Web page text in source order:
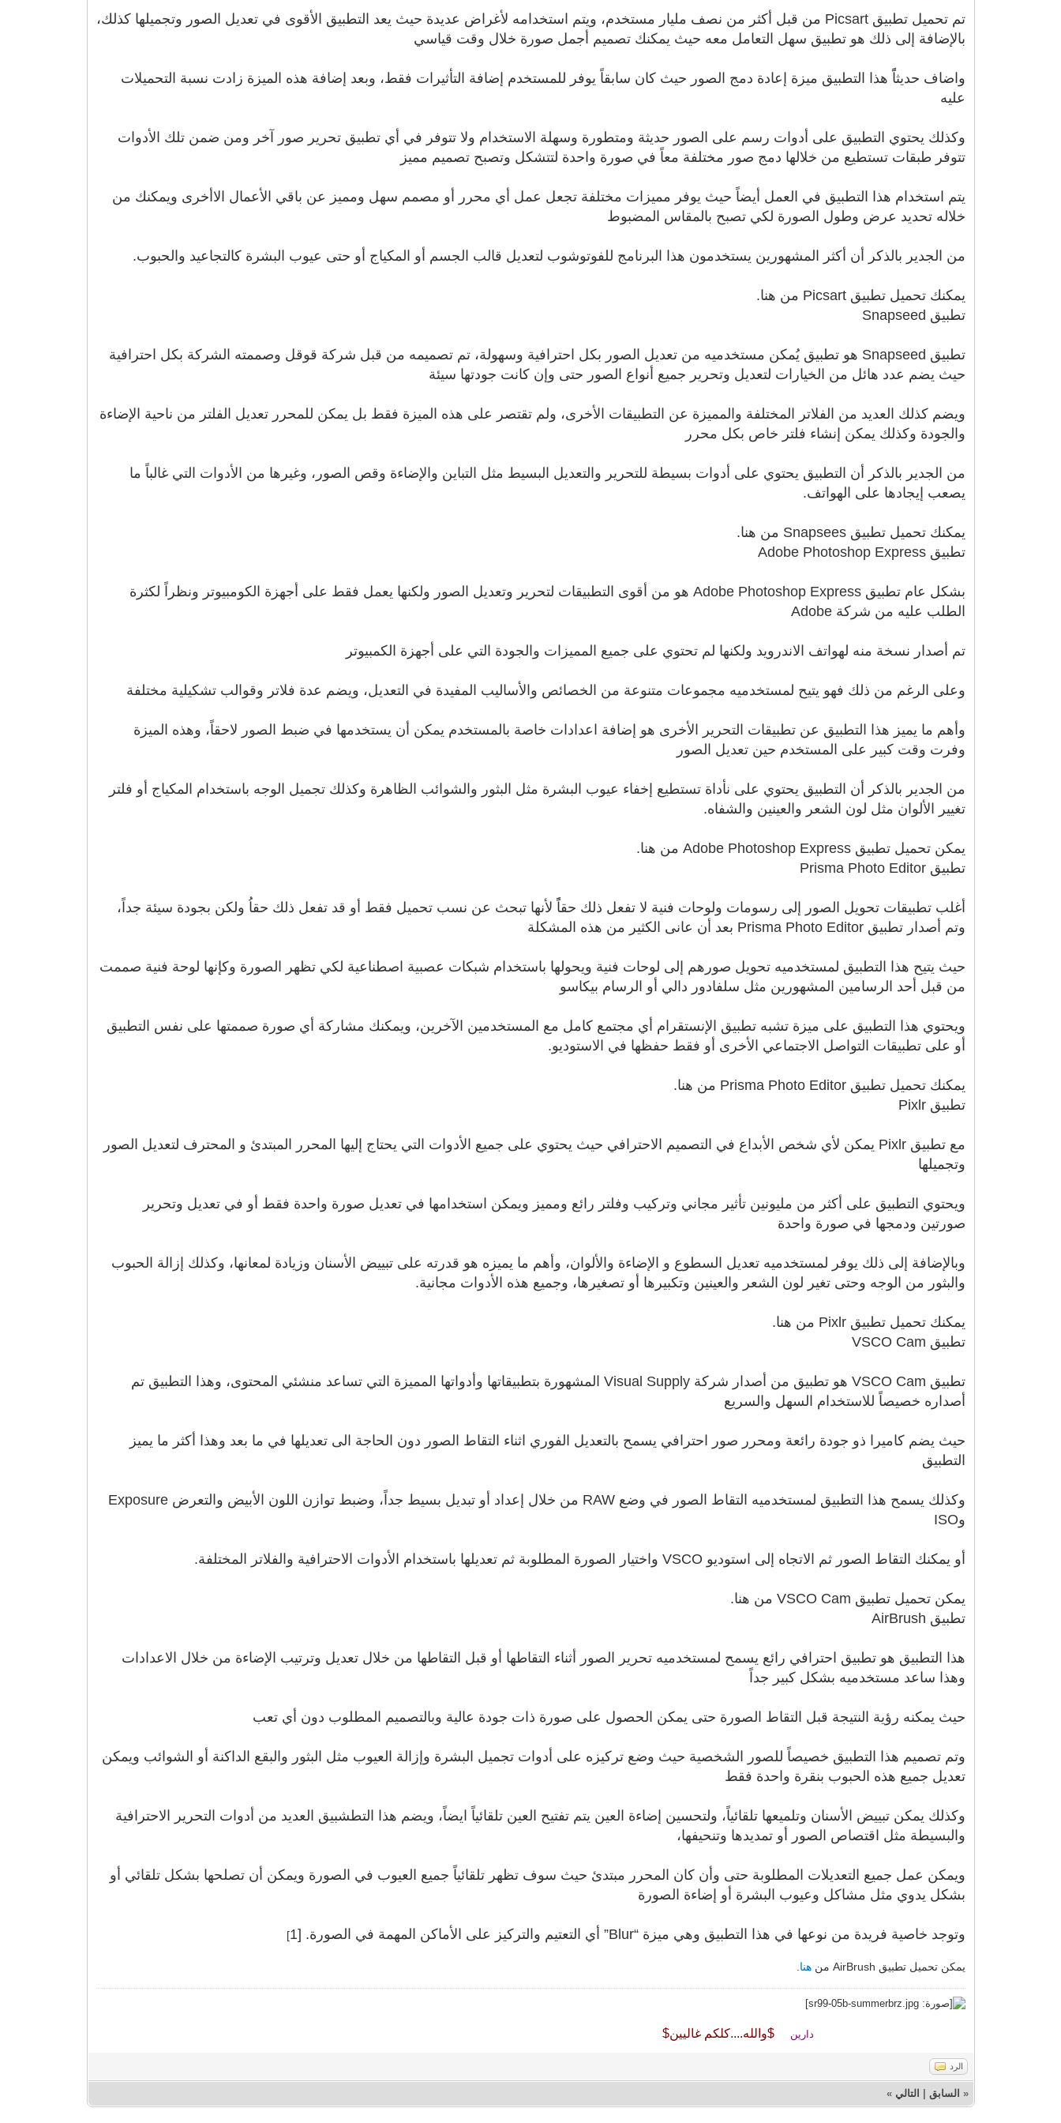
تم تحميل تطبيق Picsart من قبل أكثر من نصف مليار مستخدم، ويتم استخدامه لأغراض عديدة حيث يعد التطبيق الأقوى في تعديل الصور وتجميلها كذلك،
بالإضافة إلى ذلك هو تطبيق سهل التعامل معه حيث يمكنك تصميم أجمل صورة خلال وقت قياسي
واضاف حديثاًً هذا التطبيق ميزة إعادة دمج الصور حيث كان سابقاً يوفر للمستخدم إضافة التأثيرات فقط، وبعد إضافة هذه الميزة زادت نسبة التحميلات
عليه
وكذلك يحتوي التطبيق على أدوات رسم على الصور حديثة ومتطورة وسهلة الاستخدام ولا تتوفر في أي تطبيق تحرير صور آخر ومن ضمن تلك الأدوات
تتوفر طبقات تستطيع من خلالها دمج صور مختلفة معاً في صورة واحدة لتتشكل وتصبح تصميم مميز
يتم استخدام هذا التطبيق في العمل أيضاً حيث يوفر مميزات مختلفة تجعل عمل أي محرر أو مصمم سهل ومميز عن باقي الأعمال الاأخرى ويمكنك من
خلاله تحديد عرض وطول الصورة لكي تصبح بالمقاس المضبوط
من الجدير بالذكر أن أكثر المشهورين يستخدمون هذا البرنامج للفوتوشوب لتعديل قالب الجسم أو المكياج أو حتى عيوب البشرة كالتجاعيد والحبوب.
يمكنك تحميل تطبيق Picsart من هنا.
تطبيق Snapseed
تطبيق Snapseed هو تطبيق يُمكن مستخدميه من تعديل الصور بكل احترافية وسهولة، تم تصميمه من قبل شركة قوقل وصممته الشركة بكل احترافية
حيث يضم عدد هائل من الخيارات لتعديل وتحرير جميع أنواع الصور حتى وإن كانت جودتها سيئة
ويضم كذلك العديد من الفلاتر المختلفة والمميزة عن التطبيقات الأخرى، ولم تقتصر على هذه الميزة فقط بل يمكن للمحرر تعديل الفلتر من ناحية الإضاءة
والجودة وكذلك يمكن إنشاء فلتر خاص بكل محرر
من الجدير بالذكر أن التطبيق يحتوي على أدوات بسيطة للتحرير والتعديل البسيط مثل التباين والإضاءة وقص الصور، وغيرها من الأدوات التي غالباً ما
يصعب إيجادها على الهواتف.
يمكنك تحميل تطبيق Snapsees من هنا.
تطبيق Adobe Photoshop Express
بشكل عام تطبيق Adobe Photoshop Express هو من أقوى التطبيقات لتحرير وتعديل الصور ولكنها يعمل فقط على أجهزة الكومبيوتر ونظراً لكثرة
الطلب عليه من شركة Adobe
تم أصدار نسخة منه لهواتف الاندرويد ولكنها لم تحتوي على جميع المميزات والجودة التي على أجهزة الكمبيوتر
وعلى الرغم من ذلك فهو يتيح لمستخدميه مجموعات متنوعة من الخصائص والأساليب المفيدة في التعديل، ويضم عدة فلاتر وقوالب تشكيلية مختلفة
وأهم ما يميز هذا التطبيق عن تطبيقات التحرير الأخرى هو إضافة اعدادات خاصة بالمستخدم يمكن أن يستخدمها في ضبط الصور لاحقاً، وهذه الميزة
وفرت وقت كبير على المستخدم حين تعديل الصور
من الجدير بالذكر أن التطبيق يحتوي على نأداة تستطيع إخفاء عيوب البشرة مثل البثور والشوائب الظاهرة وكذلك تجميل الوجه باستخدام المكياج أو فلتر
تغيير الألوان مثل لون الشعر والعينين والشفاه.
يمكن تحميل تطبيق Adobe Photoshop Express من هنا.
تطبيق Prisma Photo Editor
أغلب تطبيقات تحويل الصور إلى رسومات ولوحات فنية لا تفعل ذلك حقاًً لأنها تبحث عن نسب تحميل فقط أو قد تفعل ذلك حقاُ ولكن بجودة سيئة جداً،
وتم أصدار تطبيق Prisma Photo Editor بعد أن عانى الكثير من هذه المشكلة
حيث يتيح هذا التطبيق لمستخدميه تحويل صورهم إلى لوحات فنية ويحولها باستخدام شبكات عصبية اصطناعية لكي تظهر الصورة وكإنها لوحة فنية صممت
من قبل أحد الرسامين المشهورين مثل سلفادور دالي أو الرسام بيكاسو
ويحتوي هذا التطبيق على ميزة تشبه تطبيق الإنستقرام أي مجتمع كامل مع المستخدمين الآخرين، ويمكنك مشاركة أي صورة صممتها على نفس التطبيق
أو على تطبيقات التواصل الاجتماعي الأخرى أو فقط حفظها في الاستوديو.
يمكنك تحميل تطبيق Prisma Photo Editor من هنا.
تطبيق Pixlr
مع تطبيق Pixlr يمكن لأي شخص الأبداع في التصميم الاحترافي حيث يحتوي على جميع الأدوات التي يحتاج إليها المحرر المبتدئ و المحترف لتعديل الصور
وتجميلها
ويحتوي التطبيق على أكثر من مليونين تأثير مجاني وتركيب وفلتر رائع ومميز ويمكن استخدامها في تعديل صورة واحدة فقط أو في تعديل وتحرير
صورتين ودمجها في صورة واحدة
وبالإضافة إلى ذلك يوفر لمستخدميه تعديل السطوع و الإضاءة والألوان، وأهم ما يميزه هو قدرته على تبييض الأسنان وزيادة لمعانها، وكذلك إزالة الحبوب
والبثور من الوجه وحتى تغير لون الشعر والعينين وتكبيرها أو تصغيرها، وجميع هذه الأدوات مجانية.
يمكنك تحميل تطبيق Pixlr من هنا.
تطبيق VSCO Cam
تطبيق VSCO Cam هو تطبيق من أصدار شركة Visual Supply المشهورة بتطبيقاتها وأدواتها المميزة التي تساعد منشئي المحتوى، وهذا التطبيق تم
أصداره خصيصاً للاستخدام السهل والسريع
حيث يضم كاميرا ذو جودة رائعة ومحرر صور احترافي يسمح بالتعديل الفوري اثناء التقاط الصور دون الحاجة الى تعديلها في ما بعد وهذا أكثر ما يميز
التطبيق
وكذلك يسمح هذا التطبيق لمستخدميه التقاط الصور في وضع RAW من خلال إعداد أو تبديل بسيط جداً، وضبط توازن اللون الأبيض والتعرض Exposure
وISO
أو يمكنك التقاط الصور ثم الاتجاه إلى استوديو VSCO واختيار الصورة المطلوبة ثم تعديلها باستخدام الأدوات الاحترافية والفلاتر المختلفة.
يمكن تحميل تطبيق VSCO Cam من هنا.
تطبيق AirBrush
هذا التطبيق هو تطبيق احترافي رائع يسمح لمستخدميه تحرير الصور أثناء التقاطها أو قبل التقاطها من خلال تعديل وترتيب الإضاءة من خلال الاعدادات
وهذا ساعد مستخدميه بشكل كبير جداً
حيث يمكنه رؤية النتيجة قبل التقاط الصورة حتى يمكن الحصول على صورة ذات جودة عالية وبالتصميم المطلوب دون أي تعب
وتم تصميم هذا التطبيق خصيصاً للصور الشخصية حيث وضع تركيزه على أدوات تجميل البشرة وإزالة العيوب مثل البثور والبقع الداكنة أو الشوائب ويمكن
تعديل جميع هذه الحبوب بنقرة واحدة فقط
وكذلك يمكن تبييض الأسنان وتلميعها تلقائياً، ولتحسين إضاءة العين يتم تفتيح العين تلقائياً ايضاً، ويضم هذا التطشبيق العديد من أدوات التحرير الاحترافية
والبسيطة مثل اقتصاص الصور أو تمديدها وتنحيفها،
ويمكن عمل جميع التعديلات المطلوبة حتى وأن كان المحرر مبتدئ حيث سوف تظهر تلقائياً جميع العيوب في الصورة ويمكن أن تصلحها بشكل تلقائي أو
بشكل يدوي مثل مشاكل وعيوب البشرة أو إضاءة الصورة
وتوجد خاصية فريدة من نوعها في هذا التطبيق وهي ميزة “Blur” أي التعتيم والتركيز على الأماكن المهمة في الصورة. [1 ]
يمكن تحميل تطبيق AirBrush من هنا
دارين $والله....كلكم غاليين$
الرد
« السابق التالي »